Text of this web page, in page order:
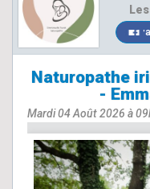
Naturopathe
-
Mardi 04 Août 2026 à